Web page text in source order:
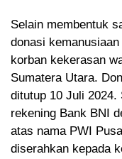
Selain membentuk
donasi
korban kekerasan
Sumatera Utara.
ditutup 10 Juli 2024.
rekening Bank BNI
atas nama PWI
diserahkan kepada